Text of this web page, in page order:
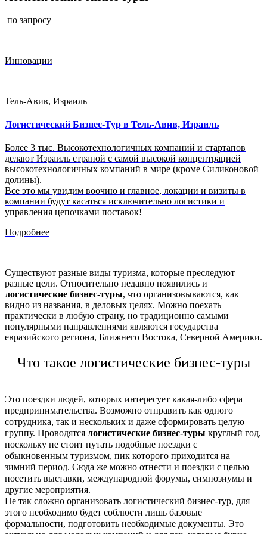
по запросу
Инновации
Тель-Авив, Израиль
Логистический Бизнес-Тур в Тель-Авив, Израиль
Более 3 тыс. Высокотехнологичных компаний и стартапов
делают Израиль страной с самой высокой концентрацией
высокотехнологичных компаний в мире (кроме Силиконовой
долины).
Все это мы увидим воочию и главное, локации и визиты в
компании будут касаться исключительно логистики и
управления цепочками поставок!
Подробнее
Существуют разные виды туризма, которые преследуют
разные цели. Относительно недавно появились и
логистические бизнес-туры, что организовываются, как
видно из названия, в деловых целях. Можно поехать
практически в любую страну, но традиционно самыми
популярными направлениями являются государства
евразийского региона, Ближнего Востока, Северной Америки.
Что такое логистические бизнес-туры
Это поездки людей, которых интересует какая-либо сфера
предпринимательства. Возможно отправить как одного
сотрудника, так и нескольких и даже сформировать целую
группу. Проводятся логистические бизнес-туры круглый год,
поскольку не стоит путать подобные поездки с
обыкновенным туризмом, пик которого приходится на
зимний период. Сюда же можно отнести и поездки с целью
посетить выставки, международной форумы, симпозиумы и
другие мероприятия.
Не так сложно организовать логистический бизнес-тур, для
этого необходимо будет соблюсти лишь базовые
формальности, подготовить необходимые документы. Это